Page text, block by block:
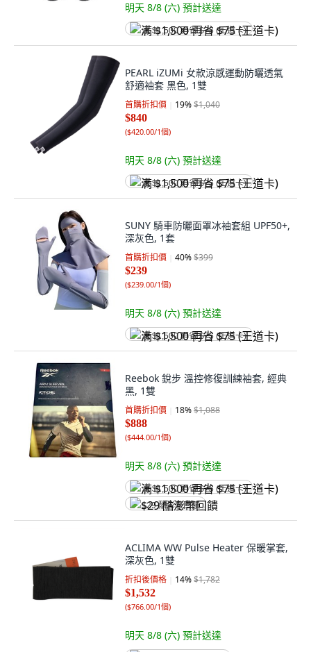
明天 8/8 (六) 預計送達
满 $1,500 再省 $75 (王道卡)
PEARL iZUMi 女款涼感運動防曬透氣
舒適袖套 黑色, 1雙
首購折扣價 19%$1,040
$840
($420.00/1個)
明天 8/8 (六) 預計送達
满 $1,500 再省 $75 (王道卡)
SUNY 騎車防曬面罩冰袖套組 UPF50+,
深灰色, 1套
首購折扣價 40%$399
$239
($239.00/1個)
明天 8/8 (六) 預計送達
满 $1,500 再省 $75 (王道卡)
Reebok 銳步 溫控修復訓練袖套, 經典
黑, 1雙
首購折扣價 18%$1,088
$888
($444.00/1個)
明天 8/8 (六) 預計送達
满 $1,500 再省 $75 (王道卡)
$29 酷澎幣回饋
ACLIMA WW Pulse Heater 保暖掌套,
深灰色, 1雙
折扣後價格 14%$1,782
$1,532
($766.00/1個)
明天 8/8 (六) 預計送達